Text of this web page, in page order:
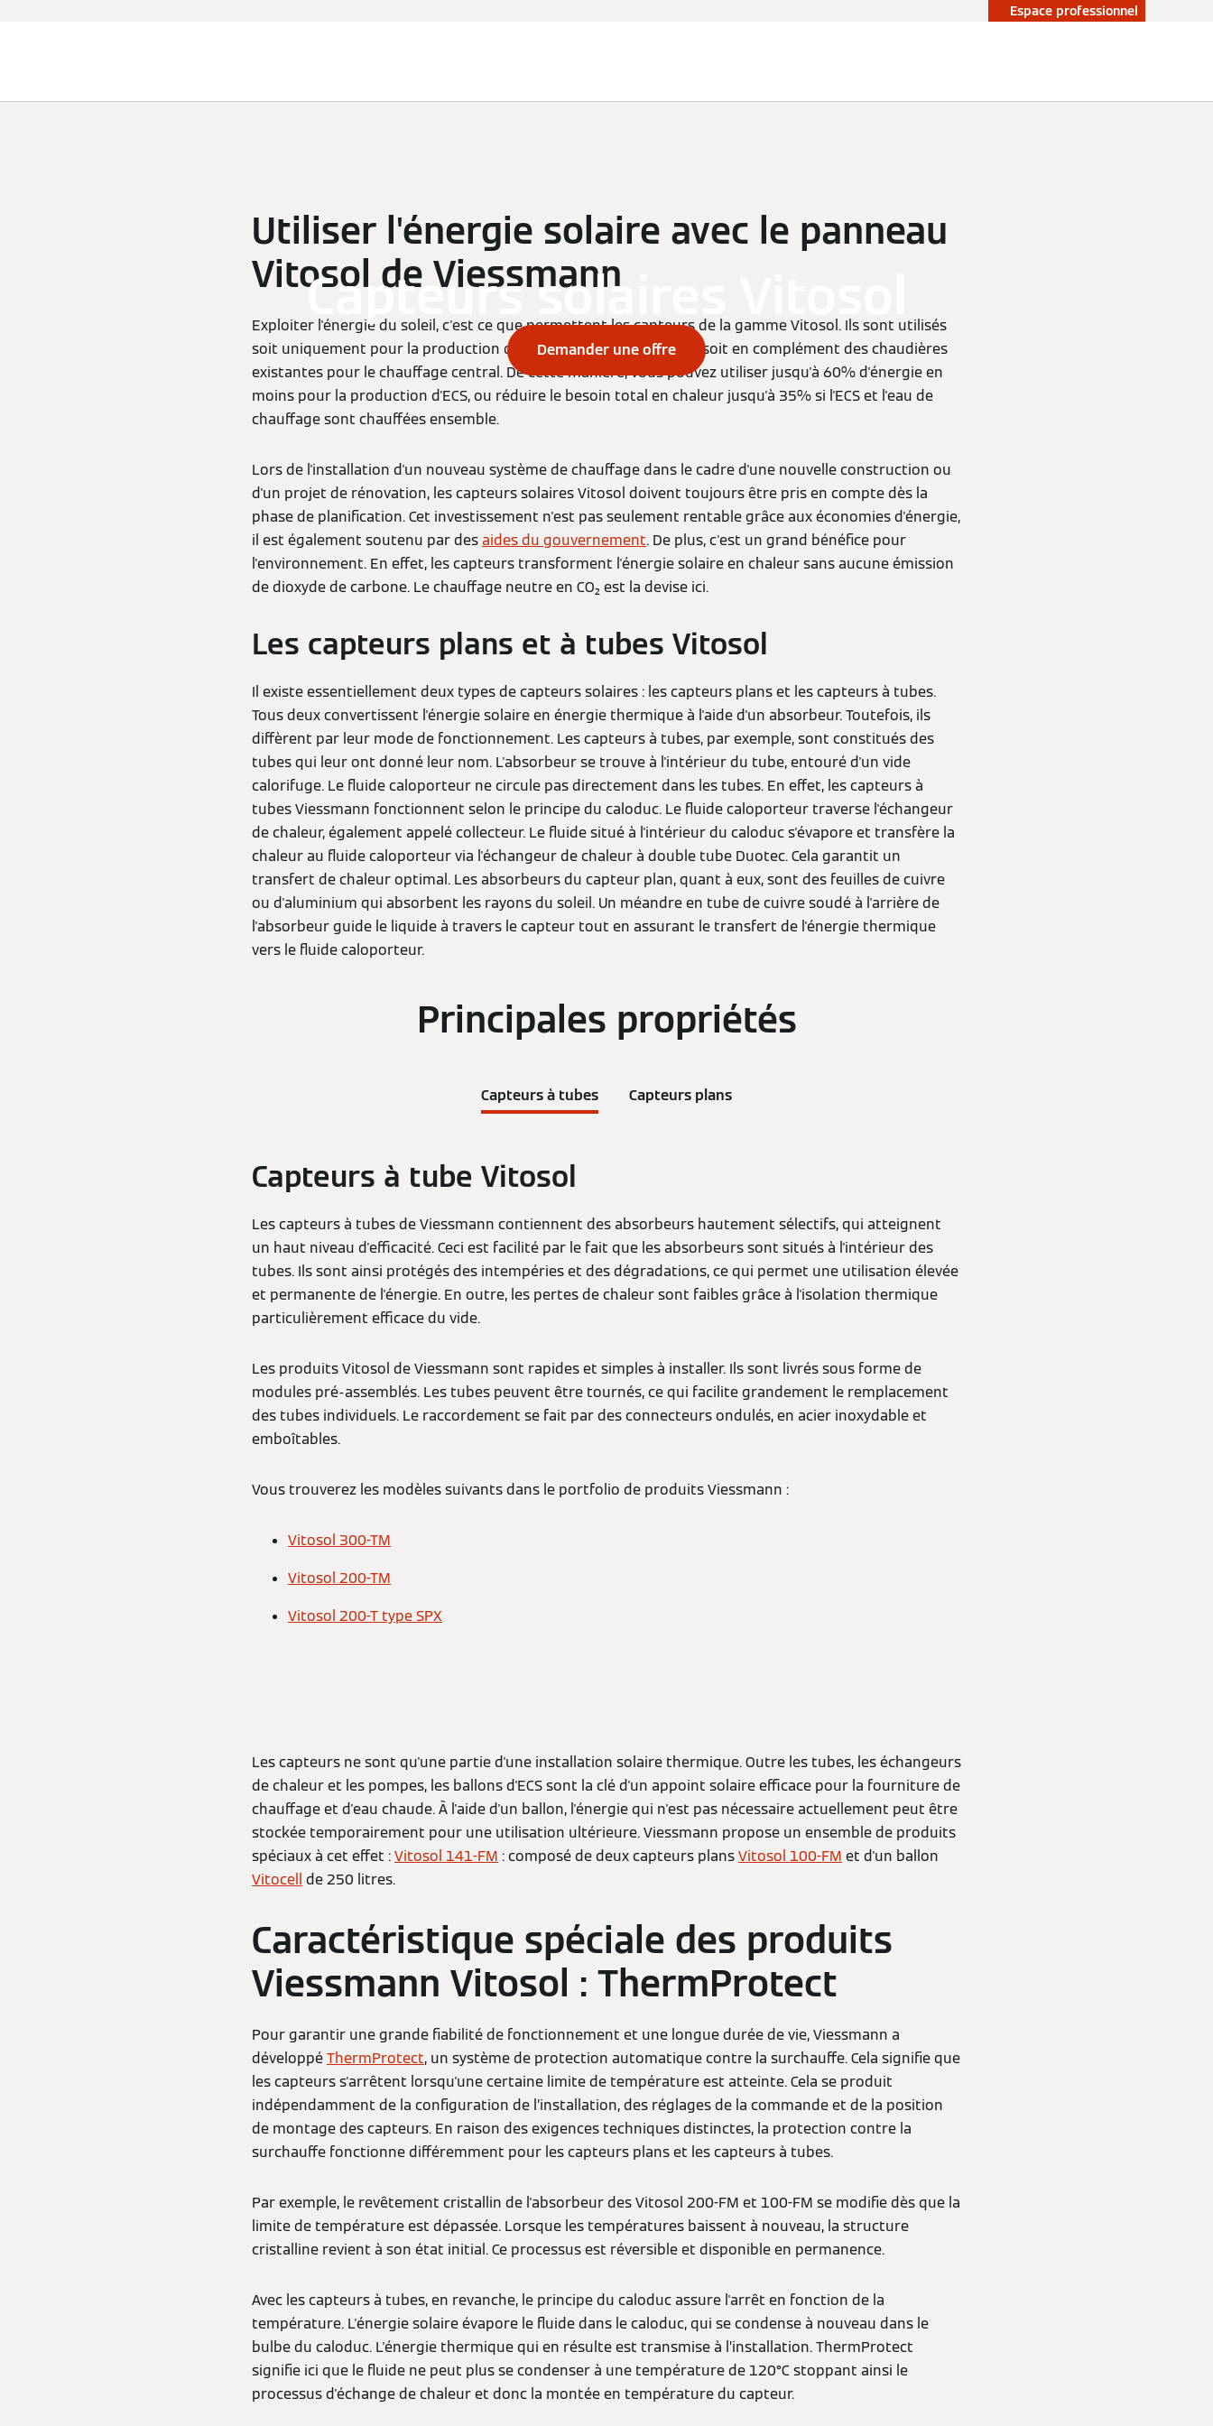
Espace professionnel
Capteurs solaires Vitosol
Demander une offre
Utiliser l'énergie solaire avec le panneau
Vitosol de Viessmann
Exploiter l'énergie du soleil, c'est ce que permettent les capteurs de la gamme Vitosol. Ils sont utilisés
soit uniquement pour la production d'eau chaude sanitaire (ECS), soit en complément des chaudières
existantes pour le chauffage central. De cette manière, vous pouvez utiliser jusqu'à 60% d'énergie en
moins pour la production d'ECS, ou réduire le besoin total en chaleur jusqu'à 35% si l'ECS et l'eau de
chauffage sont chauffées ensemble.
Lors de l'installation d'un nouveau système de chauffage dans le cadre d'une nouvelle construction ou
d'un projet de rénovation, les capteurs solaires Vitosol doivent toujours être pris en compte dès la
phase de planification. Cet investissement n'est pas seulement rentable grâce aux économies d'énergie,
il est également soutenu par desaides du gouvernement. De plus, c'est un grand bénéfice pour
l'environnement. En effet, les capteurs transforment l'énergie solaire en chaleur sans aucune émission
de dioxyde de carbone. Le chauffage neutre en CO₂ est la devise ici.
Les capteurs plans et à tubes Vitosol
Il existe essentiellement deux types de capteurs solaires : les capteurs plans et les capteurs à tubes.
Tous deux convertissent l'énergie solaire en énergie thermique à l'aide d'un absorbeur. Toutefois, ils
diffèrent par leur mode de fonctionnement. Les capteurs à tubes, par exemple, sont constitués des
tubes qui leur ont donné leur nom. L'absorbeur se trouve à l'intérieur du tube, entouré d'un vide
calorifuge. Le fluide caloporteur ne circule pas directement dans les tubes. En effet, les capteurs à
tubes Viessmann fonctionnent selon le principe du caloduc. Le fluide caloporteur traverse l'échangeur
de chaleur, également appelé collecteur. Le fluide situé à l'intérieur du caloduc s'évapore et transfère la
chaleur au fluide caloporteur via l'échangeur de chaleur à double tube Duotec. Cela garantit un
transfert de chaleur optimal. Les absorbeurs du capteur plan, quant à eux, sont des feuilles de cuivre
ou d'aluminium qui absorbent les rayons du soleil. Un méandre en tube de cuivre soudé à l'arrière de
l'absorbeur guide le liquide à travers le capteur tout en assurant le transfert de l'énergie thermique
vers le fluide caloporteur.
Principales propriétés
Capteurs à tubes Capteurs plans
Capteurs à tube Vitosol
Les capteurs à tubes de Viessmann contiennent des absorbeurs hautement sélectifs, qui atteignent
un haut niveau d'efficacité. Ceci est facilité par le fait que les absorbeurs sont situés à l'intérieur des
tubes. Ils sont ainsi protégés des intempéries et des dégradations, ce qui permet une utilisation élevée
et permanente de l'énergie. En outre, les pertes de chaleur sont faibles grâce à l'isolation thermique
particulièrement efficace du vide.
Les produits Vitosol de Viessmann sont rapides et simples à installer. Ils sont livrés sous forme de
modules pré-assemblés. Les tubes peuvent être tournés, ce qui facilite grandement le remplacement
des tubes individuels. Le raccordement se fait par des connecteurs ondulés, en acier inoxydable et
emboîtables.
Vous trouverez les modèles suivants dans le portfolio de produits Viessmann :
Vitosol 300-TM
Vitosol 200-TM
Vitosol 200-T type SPX
Les capteurs ne sont qu'une partie d'une installation solaire thermique. Outre les tubes, les échangeurs
de chaleur et les pompes, les ballons d'ECS sont la clé d'un appoint solaire efficace pour la fourniture de
chauffage et d'eau chaude. À l'aide d'un ballon, l'énergie qui n'est pas nécessaire actuellement peut être
stockée temporairement pour une utilisation ultérieure. Viessmann propose un ensemble de produits
spéciaux à cet effet :Vitosol 141-FM : composé de deux capteurs plansVitosol 100-FM et d'un ballon
Vitocell de 250 litres.
Caractéristique spéciale des produits
Viessmann Vitosol : ThermProtect
Pour garantir une grande fiabilité de fonctionnement et une longue durée de vie, Viessmann a
développéThermProtect, un système de protection automatique contre la surchauffe. Cela signifie que
les capteurs s'arrêtent lorsqu'une certaine limite de température est atteinte. Cela se produit
indépendamment de la configuration de l’installation, des réglages de la commande et de la position
de montage des capteurs. En raison des exigences techniques distinctes, la protection contre la
surchauffe fonctionne différemment pour les capteurs plans et les capteurs à tubes.
Par exemple, le revêtement cristallin de l'absorbeur des Vitosol 200-FM et 100-FM se modifie dès que la
limite de température est dépassée. Lorsque les températures baissent à nouveau, la structure
cristalline revient à son état initial. Ce processus est réversible et disponible en permanence.
Avec les capteurs à tubes, en revanche, le principe du caloduc assure l'arrêt en fonction de la
température. L'énergie solaire évapore le fluide dans le caloduc, qui se condense à nouveau dans le
bulbe du caloduc. L'énergie thermique qui en résulte est transmise à l’installation. ThermProtect
signifie ici que le fluide ne peut plus se condenser à une température de 120°C stoppant ainsi le
processus d'échange de chaleur et donc la montée en température du capteur.